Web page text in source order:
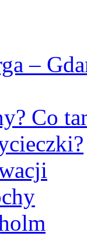
–
Co